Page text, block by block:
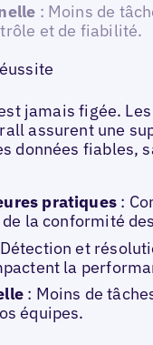
: Moins de
et de fiabilité.
jamais figée.
assurent une
données fiables,
pratiques :
la conformité
et
la
: Moins de
équipes.